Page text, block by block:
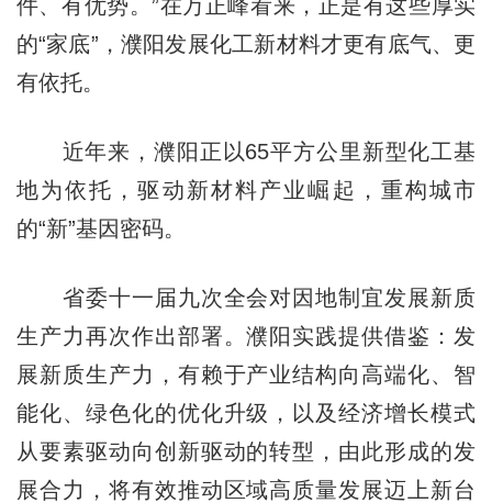
件、有优势。”在万正峰看来，正是有这些厚实
的“家底”，濮阳发展化工新材料才更有底气、更
有依托。
近年来，濮阳正以65平方公里新型化工基
地为依托，驱动新材料产业崛起，重构城市
的“新”基因密码。
省委十一届九次全会对因地制宜发展新质
生产力再次作出部署。濮阳实践提供借鉴：发
展新质生产力，有赖于产业结构向高端化、智
能化、绿色化的优化升级，以及经济增长模式
从要素驱动向创新驱动的转型，由此形成的发
展合力，将有效推动区域高质量发展迈上新台